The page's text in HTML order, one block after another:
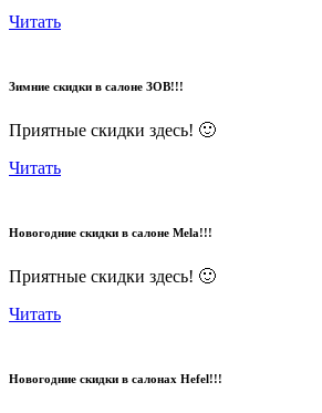
Читать
Зимние скидки в салоне ЗОВ!!!
Приятные скидки здесь! 🙂
Читать
Новогодние скидки в салоне Mela!!!
Приятные скидки здесь! 🙂
Читать
Новогодние скидки в салонах Hefel!!!